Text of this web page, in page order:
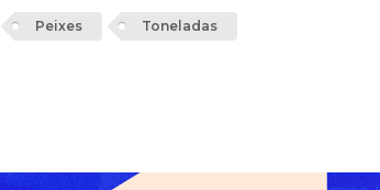
Peixes Toneladas